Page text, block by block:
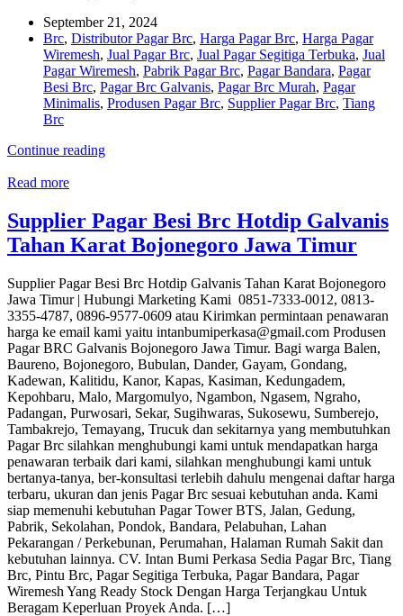
September 21, 2024
Brc, Distributor Pagar Brc, Harga Pagar Brc, Harga Pagar
Wiremesh, Jual Pagar Brc, Jual Pagar Segitiga Terbuka, Jual
Pagar Wiremesh, Pabrik Pagar Brc, Pagar Bandara, Pagar
Besi Brc, Pagar Brc Galvanis, Pagar Brc Murah, Pagar
Minimalis, Produsen Pagar Brc, Supplier Pagar Brc, Tiang
Brc
Continue reading
Read more
Supplier Pagar Besi Brc Hotdip Galvanis
Tahan Karat Bojonegoro Jawa Timur
Supplier Pagar Besi Brc Hotdip Galvanis Tahan Karat Bojonegoro
Jawa Timur | Hubungi Marketing Kami 0851-7333-0012, 0813-
3355-4787, 0896-9577-0609 atau Kirimkan permintaan penawaran
harga ke email kami yaitu intanbumiperkasa@gmail.com Produsen
Pagar BRC Galvanis Bojonegoro Jawa Timur. Bagi warga Balen,
Baureno, Bojonegoro, Bubulan, Dander, Gayam, Gondang,
Kadewan, Kalitidu, Kanor, Kapas, Kasiman, Kedungadem,
Kepohbaru, Malo, Margomulyo, Ngambon, Ngasem, Ngraho,
Padangan, Purwosari, Sekar, Sugihwaras, Sukosewu, Sumberejo,
Tambakrejo, Temayang, Trucuk dan sekitarnya yang membutuhkan
Pagar Brc silahkan menghubungi kami untuk mendapatkan harga
penawaran terbaik dari kami, silahkan menghubungi kami untuk
bertanya-tanya, ber-konsultasi terlebih dahulu mengenai daftar harga
terbaru, ukuran dan jenis Pagar Brc sesuai kebutuhan anda. Kami
siap memenuhi kebutuhan Pagar Tower BTS, Jalan, Gedung,
Pabrik, Sekolahan, Pondok, Bandara, Pelabuhan, Lahan
Pekarangan / Perkebunan, Perumahan, Halaman Rumah Sakit dan
kebutuhan lainnya. CV. Intan Bumi Perkasa Sedia Pagar Brc, Tiang
Brc, Pintu Brc, Pagar Segitiga Terbuka, Pagar Bandara, Pagar
Wiremesh Yang Ready Stock Dengan Harga Terjangkau Untuk
Beragam Keperluan Proyek Anda. […]